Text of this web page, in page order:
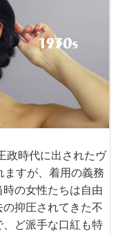
政時代に出されたヴ
ますが、着用の義務
の女性たちは自由
抑圧されてきた不
ど派手な口紅も特